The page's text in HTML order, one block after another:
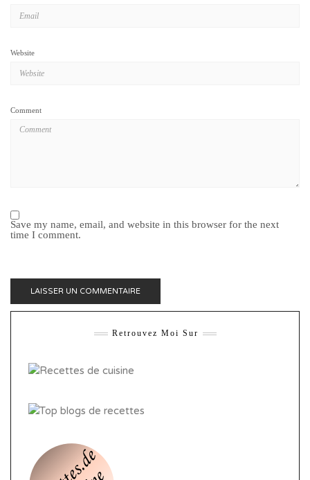
Website
Comment
Save my name, email, and website in this browser for the next
time I comment.
Retrouvez Moi Sur